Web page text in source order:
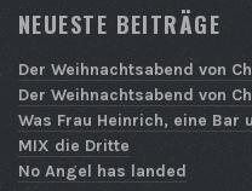
NEUESTE BEITRÄGE
Der Weihnachtsabend von
Der Weihnachtsabend von
Was Frau Heinrich, eine Bar
MIX die Dritte
No Angel has landed